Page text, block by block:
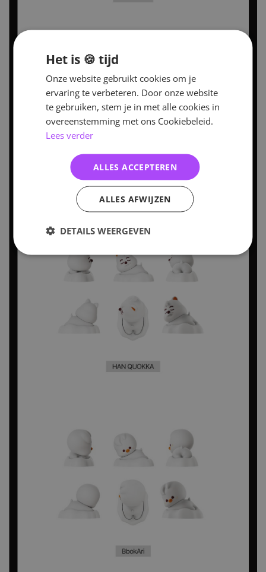
Het is 🍪 tijd
Onze website gebruikt cookies om je
ervaring te verbeteren. Door onze website
te gebruiken, stem je in met alle cookies in
overeenstemming met ons Cookiebeleid.
Lees verder
ALLES ACCEPTEREN
ALLES AFWIJZEN
DETAILS WEERGEVEN